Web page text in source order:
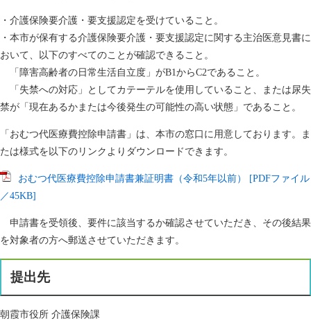
・介護保険要介護・要支援認定を受けていること。
・本市が保有する介護保険要介護・要支援認定に関する主治医意見書に
おいて、以下のすべてのことが確認できること。
「障害高齢者の日常生活自立度」がB1からC2であること。
「失禁への対応」としてカテーテルを使用していること、または尿失
禁が「現在あるかまたは今後発生の可能性の高い状態」であること。
「おむつ代医療費控除申請書」は、本市の窓口に用意しております。ま
たは様式を以下のリンクよりダウンロードできます。
おむつ代医療費控除申請書兼証明書（令和5年以前） [PDFファイル
／45KB]
申請書を受領後、要件に該当するか確認させていただき、その後結果
を対象者の方へ郵送させていただきます。
提出先
朝霞市役所 介護保険課